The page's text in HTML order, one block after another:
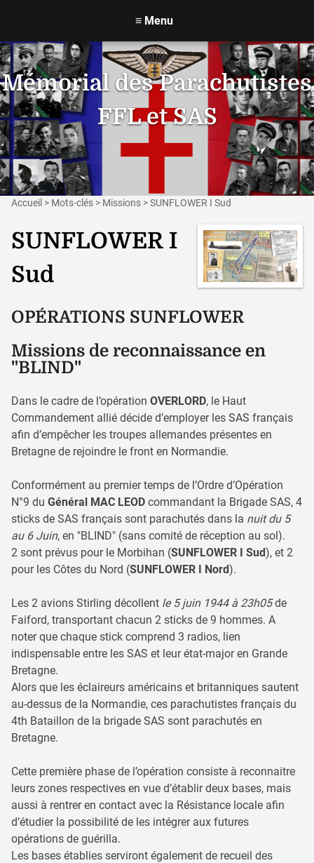
Mémorial des Parachutistes
FFL et SAS
≡ Menu
Accueil > Mots-clés > Missions >SUNFLOWER I Sud
SUNFLOWER I
Sud
OPÉRATIONS SUNFLOWER
Missions de reconnaissance en
"BLIND"
Dans le cadre de l’opération OVERLORD, le Haut
Commandement allié décide d’employer les SAS français
afin d’empêcher les troupes allemandes présentes en
Bretagne de rejoindre le front en Normandie.
Conformément au premier temps de l’Ordre d’Opération
N°9 du Général MAC LEOD commandant la Brigade SAS, 4
sticks de SAS français sont parachutés dans la nuit du 5
au 6 Juin, en "BLIND" (sans comité de réception au sol).
2 sont prévus pour le Morbihan (SUNFLOWER I Sud), et 2
pour les Côtes du Nord (SUNFLOWER I Nord).
Les 2 avions Stirling décollent le 5 juin 1944 à 23h05de
Faiford, transportant chacun 2 sticks de 9 hommes. A
noter que chaque stick comprend 3 radios, lien
indispensable entre les SAS et leur état-major en Grande
Bretagne.
Alors que les éclaireurs américains et britanniques sautent
au-dessus de la Normandie, ces parachutistes français du
4th Bataillon de la brigade SAS sont parachutés en
Bretagne.
Cette première phase de l’opération consiste à reconnaitre
leurs zones respectives en vue d’établir deux bases, mais
aussi à rentrer en contact avec la Résistance locale afin
d’étudier la possibilité de les intégrer aux futures
opérations de guérilla.
Les bases établies serviront également de recueil des